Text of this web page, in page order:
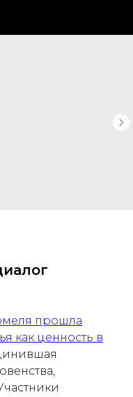
прошла
как ценность в